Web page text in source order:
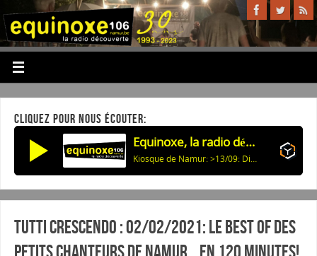
CLIQUEZ POUR NOUS ÉCOUTER:
Equinoxe, la radio découverte
Kiosque de Namur: >13/09: Dimanches en Musique
Tutti Crescendo : 02/02/2021: Le BEST OF des
Petits Chanteurs de Namur… En 120 minutes!